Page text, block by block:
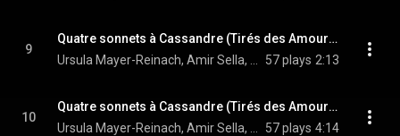
9
Quatre sonnets à Cassandre (Tirés des Amours de Ronsard): No. 3, Avant le temps
57 plays 2:13
10
Quatre sonnets à Cassandre (Tirés des Amours de Ronsard): No. 4, Quand je te vois
57 plays 4:14